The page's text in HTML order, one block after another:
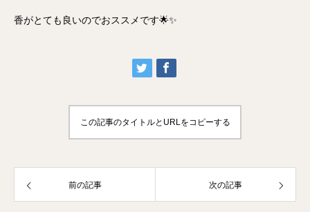
香がとても良いのでおススメです🌟✨
この記事のタイトルとURLをコピーする
前の記事 次の記事